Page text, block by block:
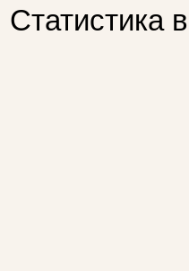
Статистика